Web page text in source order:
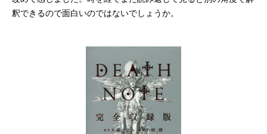
釈できるので面白いのではないでしょうか。